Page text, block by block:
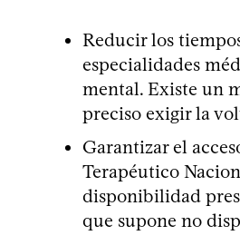
Reducir los
especialidades
mental. Existe un
preciso exigir la
Garantizar el
Terapéutico
disponibilidad
que supone no